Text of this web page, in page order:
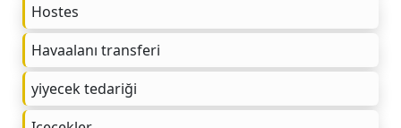
Hostes
Havaalanı transferi
yiyecek tedariği